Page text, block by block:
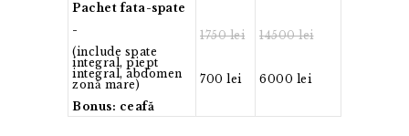
Pachet fata-spate
-
(include spate
integral, piept
integral, abdomen
zonă mare)
Bonus: ceafă
1750 lei
700 lei
14500 lei
6000 lei